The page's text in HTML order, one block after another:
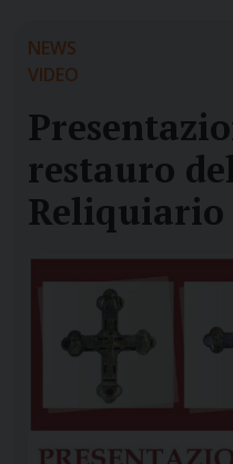
NEWS
VIDEO
restauro
Reliquiario